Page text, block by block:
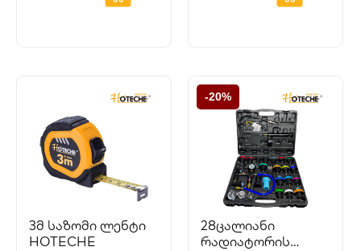
3მ საზომი ლენტი
HOTECHE
-20%
28ცალიანი
რადიატორის